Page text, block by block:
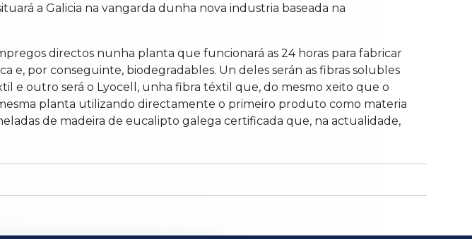
a Galicia na vangarda dunha nova industria baseada na
directos nunha planta que funcionará as 24 horas para fabricar
e, por conseguinte, biodegradables. Un deles serán as fibras solubles
e outro será o Lyocell, unha fibra téxtil que, do mesmo xeito que o
planta utilizando directamente o primeiro produto como materia
de madeira de eucalipto galega certificada que, na actualidade,